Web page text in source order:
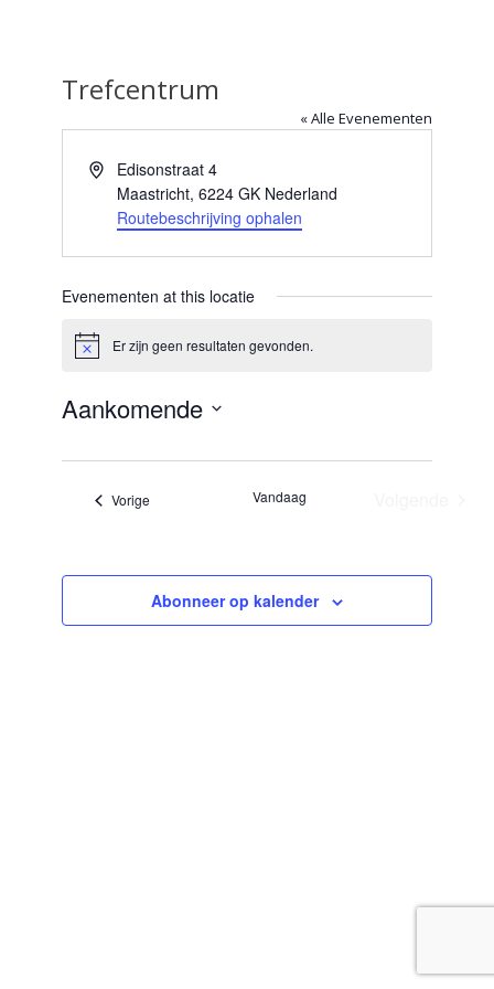
Trefcentrum
« Alle Evenementen
AdresEdisonstraat 4
Maastricht, 6224 GK Nederland
Routebeschrijving ophalen
Evenementen at this locatie
BerichtEr zijn geen resultaten gevonden.
Aankomende
een
Vorige Vandaag
Abonneer op kalender